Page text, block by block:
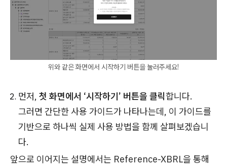
위와 같은 화면에서 시작하기 버튼을 눌러주세요!
먼저, 첫 화면에서 ‘시작하기’ 버튼을 클릭합니다.
그러면 간단한 사용 가이드가 나타나는데, 이 가이드를
기반으로 하나씩 실제 사용 방법을 함께 살펴보겠습니
다.
앞으로 이어지는 설명에서는 Reference-XBRL을 통해